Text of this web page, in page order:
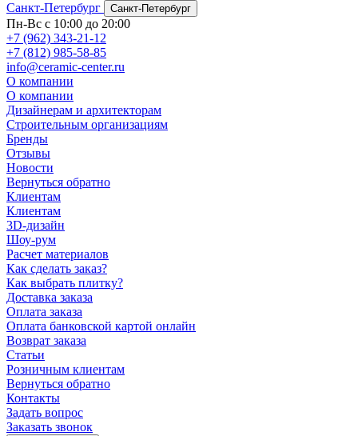
Санкт-Петербург
Санкт-Петербург
Пн-Вс с 10:00 до 20:00
+7 (962) 343-21-12
+7 (812) 985-58-85
info@ceramic-center.ru
О компании
О компании
Дизайнерам и архитекторам
Строительным организациям
Бренды
Отзывы
Новости
Вернуться обратно
Клиентам
Клиентам
3D-дизайн
Шоу-рум
Расчет материалов
Как сделать заказ?
Как выбрать плитку?
Доставка заказа
Оплата заказа
Оплата банковской картой онлайн
Возврат заказа
Статьи
Розничным клиентам
Вернуться обратно
Контакты
Задать вопрос
Заказать звонок